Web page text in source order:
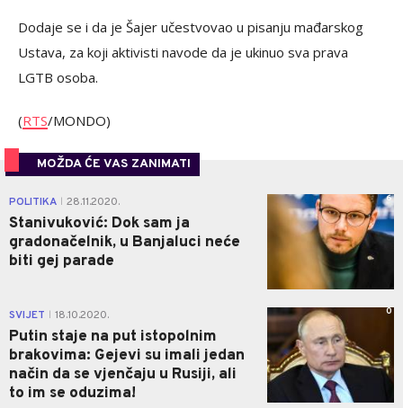
Dodaje se i da je Šajer učestvovao u pisanju mađarskog
Ustava, za koji aktivisti navode da je ukinuo sva prava
LGTB osoba.
(RTS/MONDO)
MOŽDA ĆE VAS ZANIMATI
POLITIKA 28.11.2020.
Stanivuković: Dok sam ja
gradonačelnik, u Banjaluci neće
biti gej parade
6
SVIJET 18.10.2020.
Putin staje na put istopolnim
brakovima: Gejevi su imali jedan
način da se vjenčaju u Rusiji, ali
to im se oduzima!
0